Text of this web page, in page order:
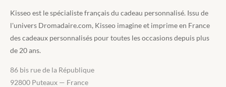
Kisseo est le spécialiste français du cadeau personnalisé. Issu de
l'univers Dromadaire.com, Kisseo imagine et imprime en France
des cadeaux personnalisés pour toutes les occasions depuis plus
de 20 ans.
86 bis rue de la République
92800 Puteaux — France